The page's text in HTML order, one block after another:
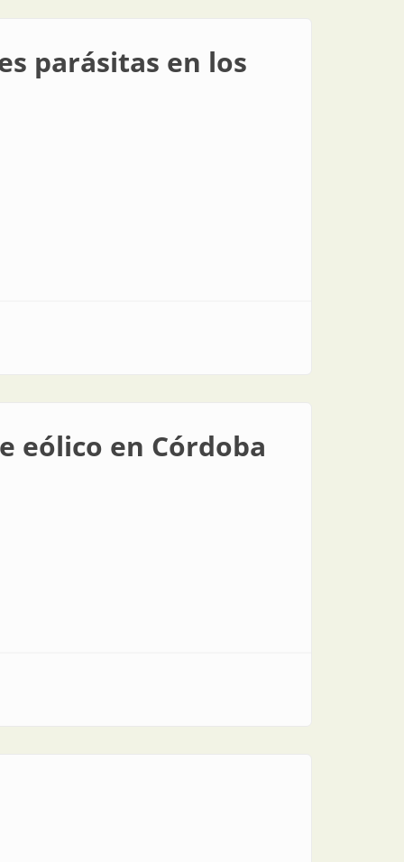
parásitas en los
eólico en Córdoba